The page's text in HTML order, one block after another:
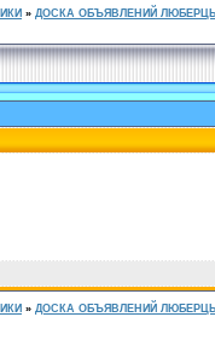
» ДОСКА ОБЪЯВЛЕНИЙ ЛЮБЕРЦЫ
» ДОСКА ОБЪЯВЛЕНИЙ ЛЮБЕРЦЫ